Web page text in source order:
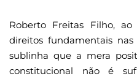
Roberto Freitas Filho,
direitos fundamentais
sublinha que a mera
constitucional não é